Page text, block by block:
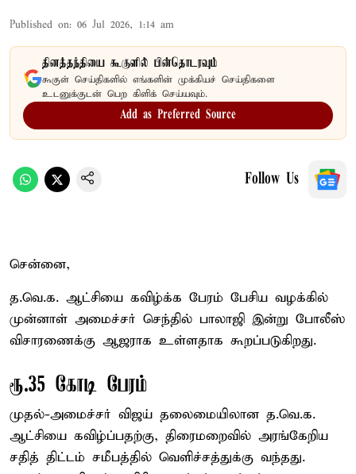
Published on: 06 Jul 2026, 1:14 am
தினத்தந்தியை கூகுளில் பின்தொடரவும்
கூகுள் செய்திகளில் எங்களின் முக்கியச் செய்திகளை
உடனுக்குடன் பெற கிளிக் செய்யவும்.
Add as Preferred Source
Follow Us
சென்னை,
த.வெ.க. ஆட்சியை கவிழ்க்க பேரம் பேசிய வழக்கில்
முன்னாள் அமைச்சர் செந்தில் பாலாஜி இன்று போலீஸ்
விசாரணைக்கு ஆஜராக உள்ளதாக கூறப்படுகிறது.
ரூ.35 கோடி பேரம்
முதல்-அமைச்சர் விஜய் தலைமையிலான த.வெ.க.
ஆட்சியை கவிழ்ப்பதற்கு, திரைமறைவில் அரங்கேறிய
சதித் திட்டம் சமீபத்தில் வெளிச்சத்துக்கு வந்தது.